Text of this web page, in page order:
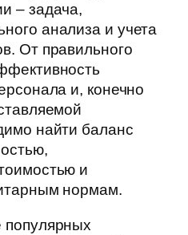
– задача,
анализа и учета
От правильного
и, конечно
найти баланс
и
нормам.